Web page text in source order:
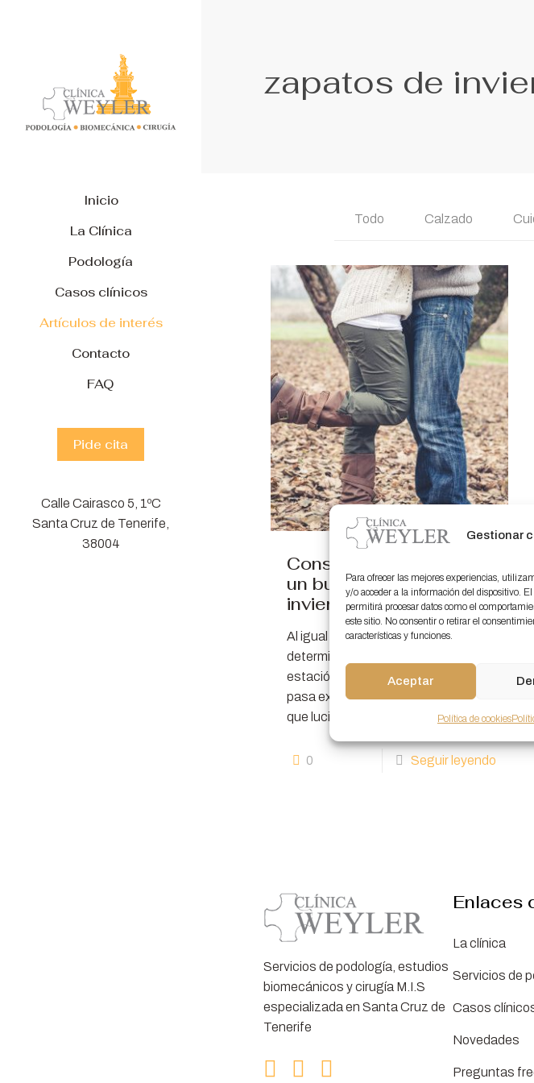
Gestionar
Para ofrecer las mejores experiencias,
y/o acceder a la información del dispositivo.
permitirá procesar datos como el
este sitio. No consentir o retirar el
características y funciones.
Aceptar
Política de cookies
Inicio
La Clínica
Podología
Casos clínicos
Artículos de interés
Contacto
FAQ
Pide cita
Calle Cairasco 5, 1ºC
Santa Cruz de Tenerife,
38004
zapatos de
Todo Calzado
Consejos para elegir
un buen calzado de
invierno
Al igual que elegimos un
determinado tipo de ropa según la
estación, en el caso de los zapatos
pasa exactamente lo mismo. Hay
que lucir un
0 Seguir leyendo
Servicios de podología, estudios
biomecánicos y cirugía M.I.S
especializada en Santa Cruz de
Tenerife
Enlaces
La clínica
Servicios de
Casos
Novedades
Preguntas